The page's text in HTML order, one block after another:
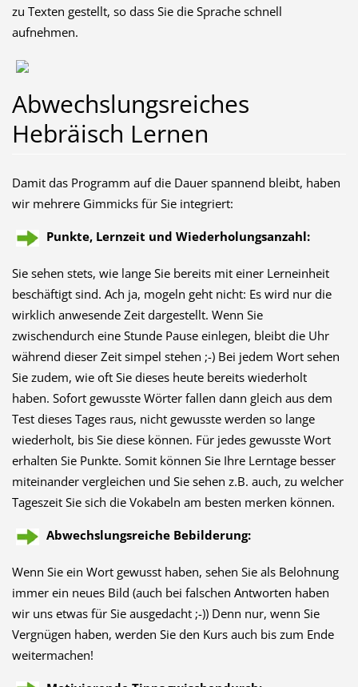
zu Texten gestellt, so dass Sie die Sprache schnell
aufnehmen.
Abwechslungsreiches
Hebräisch Lernen
Damit das Programm auf die Dauer spannend bleibt, haben
wir mehrere Gimmicks für Sie integriert:
Punkte, Lernzeit und Wiederholungsanzahl:
Sie sehen stets, wie lange Sie bereits mit einer Lerneinheit
beschäftigt sind. Ach ja, mogeln geht nicht: Es wird nur die
wirklich anwesende Zeit dargestellt. Wenn Sie
zwischendurch eine Stunde Pause einlegen, bleibt die Uhr
während dieser Zeit simpel stehen ;-) Bei jedem Wort sehen
Sie zudem, wie oft Sie dieses heute bereits wiederholt
haben. Sofort gewusste Wörter fallen dann gleich aus dem
Test dieses Tages raus, nicht gewusste werden so lange
wiederholt, bis Sie diese können. Für jedes gewusste Wort
erhalten Sie Punkte. Somit können Sie Ihre Lerntage besser
miteinander vergleichen und Sie sehen z.B. auch, zu welcher
Tageszeit Sie sich die Vokabeln am besten merken können.
Abwechslungsreiche Bebilderung:
Wenn Sie ein Wort gewusst haben, sehen Sie als Belohnung
immer ein neues Bild (auch bei falschen Antworten haben
wir uns etwas für Sie ausgedacht ;-)) Denn nur, wenn Sie
Vergnügen haben, werden Sie den Kurs auch bis zum Ende
weitermachen!